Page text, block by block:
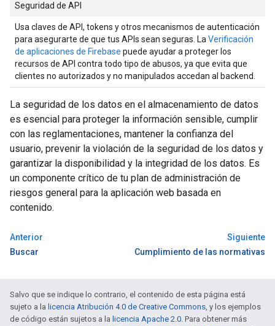
Seguridad de API
Usa claves de API, tokens y otros mecanismos de autenticación
para asegurarte de que tus APIs sean seguras. La Verificación
de aplicaciones de Firebase puede ayudar a proteger los
recursos de API contra todo tipo de abusos, ya que evita que
clientes no autorizados y no manipulados accedan al backend.
La seguridad de los datos en el almacenamiento de datos
es esencial para proteger la información sensible, cumplir
con las reglamentaciones, mantener la confianza del
usuario, prevenir la violación de la seguridad de los datos y
garantizar la disponibilidad y la integridad de los datos. Es
un componente crítico de tu plan de administración de
riesgos general para la aplicación web basada en
contenido.
Anterior
Buscar
Siguiente
Cumplimiento de las normativas
Salvo que se indique lo contrario, el contenido de esta página está
sujeto a la licencia Atribución 4.0 de Creative Commons, y los ejemplos
de código están sujetos a la licencia Apache 2.0. Para obtener más